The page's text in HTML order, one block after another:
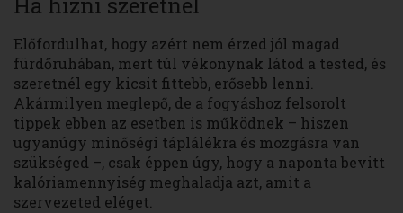
Előfordulhat, hogy azért nem érzed jól magad
fürdőruhában, mert túl vékonynak látod a tested, és
szeretnél egy kicsit fittebb, erősebb lenni.
Akármilyen meglepő, de a fogyáshoz felsorolt
tippek ebben az esetben is működnek – hiszen
ugyanúgy minőségi táplálékra és mozgásra van
szükséged –, csak éppen úgy, hogy a naponta bevitt
kalóriamennyiség meghaladja azt, amit a
szervezeted eléget.